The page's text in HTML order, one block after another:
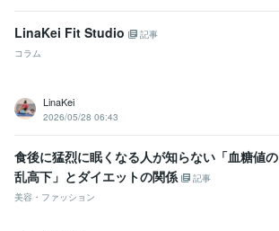
LinaKei Fit Studio
記事
コラム
LinaKei
2026/05/28 06:43
食後に猛烈に眠くなる人が知らない「血糖値の
乱高下」とダイエットの関係
記事
美容・ファッション